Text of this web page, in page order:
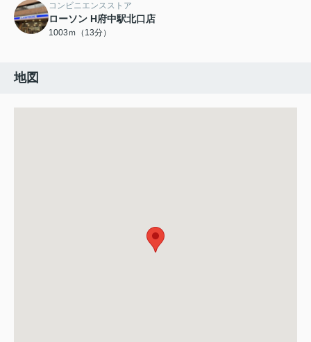
コンビニエンスストア
ローソン H府中駅北口店
1003ｍ（13分）
地図